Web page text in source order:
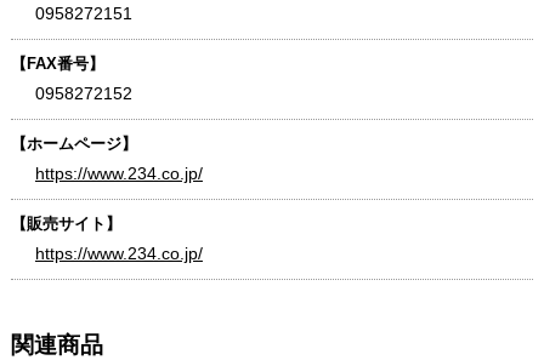
0958272151
【FAX番号】
0958272152
【ホームページ】
https://www.234.co.jp/
【販売サイト】
https://www.234.co.jp/
関連商品